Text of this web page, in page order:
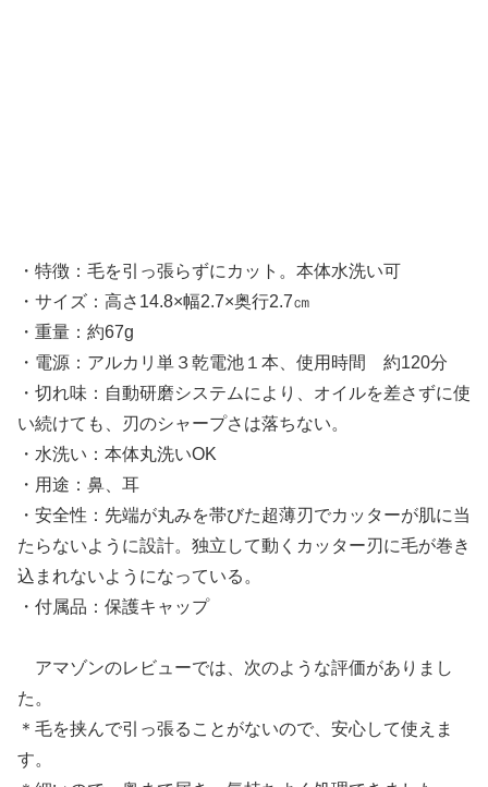
・特徴：毛を引っ張らずにカット。本体水洗い可
・サイズ：高さ14.8×幅2.7×奥行2.7㎝
・重量：約67g
・電源：アルカリ単３乾電池１本、使用時間 約120分
・切れ味：自動研磨システムにより、オイルを差さずに使
い続けても、刃のシャープさは落ちない。
・水洗い：本体丸洗いOK
・用途：鼻、耳
・安全性：先端が丸みを帯びた超薄刃でカッターが肌に当
たらないように設計。独立して動くカッター刃に毛が巻き
込まれないようになっている。
・付属品：保護キャップ
アマゾンのレビューでは、次のような評価がありまし
た。
＊毛を挟んで引っ張ることがないので、安心して使えま
す。